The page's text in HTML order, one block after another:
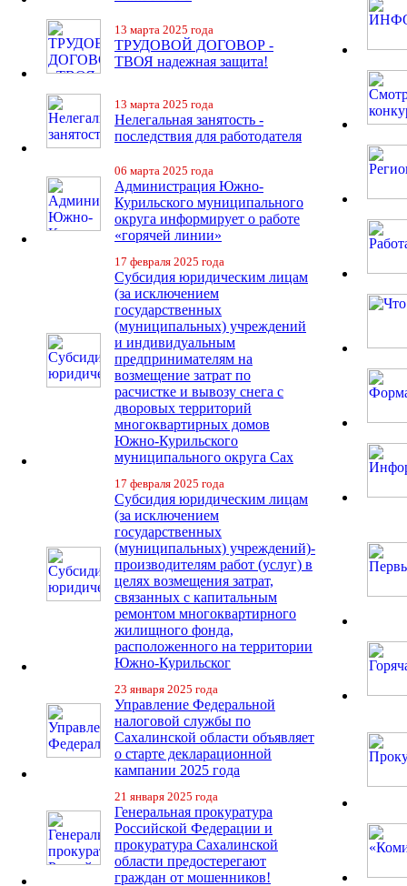
13 марта 2025 года
ТРУДОВОЙ ДОГОВОР -
ТВОЯ надежная защита!
13 марта 2025 года
Нелегальная занятость -
последствия для работодателя
06 марта 2025 года
Администрация Южно-
Курильского муниципального
округа информирует о работе
«горячей линии»
17 февраля 2025 года
Субсидия юридическим лицам
(за исключением
государственных
(муниципальных) учреждений
и индивидуальным
предпринимателям на
возмещение затрат по
расчистке и вывозу снега с
дворовых территорий
многоквартирных домов
Южно-Курильского
муниципального округа Сах
17 февраля 2025 года
Субсидия юридическим лицам
(за исключением
государственных
(муниципальных) учреждений)-
производителям работ (услуг) в
целях возмещения затрат,
связанных с капитальным
ремонтом многоквартирного
жилищного фонда,
расположенного на территории
Южно-Курильског
23 января 2025 года
Управление Федеральной
налоговой службы по
Сахалинской области объявляет
о старте декларационной
кампании 2025 года
21 января 2025 года
Генеральная прокуратура
Российской Федерации и
прокуратура Сахалинской
области предостерегают
граждан от мошенников!